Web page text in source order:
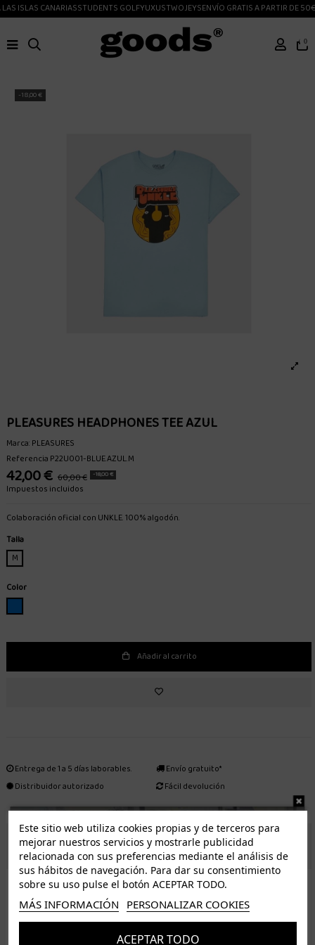
ISLAS CANARIASSTUDENTS GOLFYUXUSTWOJEYSENVÍO GRATIS A PARTIR DE 50€
0
-18,00 €
PLEASURES HEADPHONES TEE AZUL
Marca:PLEASURES
ReferenciaP22U001-BLUE.AZUL.M
42,00 € 60,00 € -18,00 €
Impuestos incluidos
Colaboración oficial con UNKLE. 100% algodón.
Talla
M
Color
Añadir al carrito
Entrega de 1 a 5 días laborables.
Distribuidor autorizado
Envío gratuito*
Fácil devolución
ENVÍO GRATUITO *
ISLAS CANARIAS
Tenerife 3.50€. Gratis a partir de 50€
Resto de islas 5€. Gratis a partir de 50€
Entrega de 1 a 5 días laborables. Los pedidos realizados a partir de las 12.00h serán enviados el
Este sitio web utiliza cookies propias y de terceros para
mejorar nuestros servicios y mostrarle publicidad
relacionada con sus preferencias mediante el análisis de
sus hábitos de navegación. Para dar su consentimiento
sobre su uso pulse el botón ACEPTAR TODO.
MÁS INFORMACIÓN PERSONALIZAR COOKIES
ACEPTAR TODO